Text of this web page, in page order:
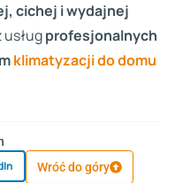
cichej i wydajnej
usługprofesjonalnych
klimatyzacji do domu
Wróć do góry